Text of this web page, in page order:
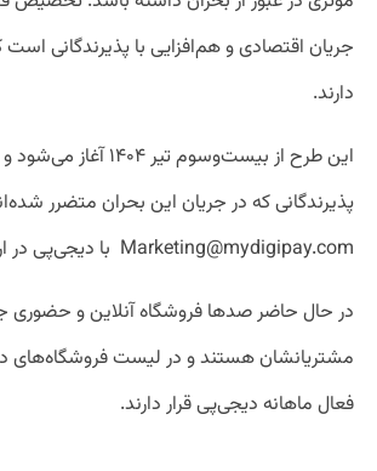
جریان اقتصادی و هم‌افزایی با پذیرندگانی
دارند.
این طرح از
پذیرندگانی که در جریان این بحران متضرر
Marketing@mydigipay.com با دیجی‌پی در ارتباط باشند و درخواست خود را ثبت کنند.
در حال حاضر صدها فروشگاه آنلاین و حضوری
فعال ماهانه دیجی‌پی قرار دارند.